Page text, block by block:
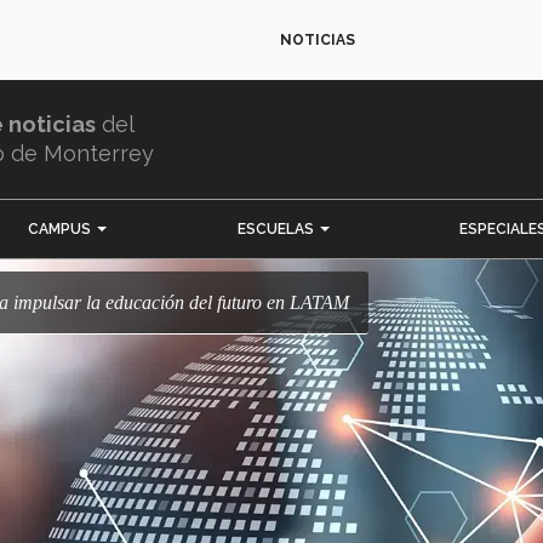
NOTICIAS
noticias del
de Monterrey
CAMPUS ESCUELAS
impulsar la educación del futuro en LATAM